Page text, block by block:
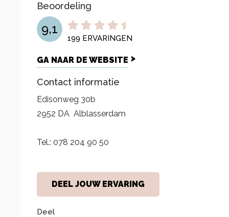
Beoordeling
9,1
199 ERVARINGEN
GA NAAR DE WEBSITE
Contact informatie
Edisonweg 30b
2952 DA Alblasserdam
Tel.: 078 204 90 50
DEEL JOUW ERVARING
Deel